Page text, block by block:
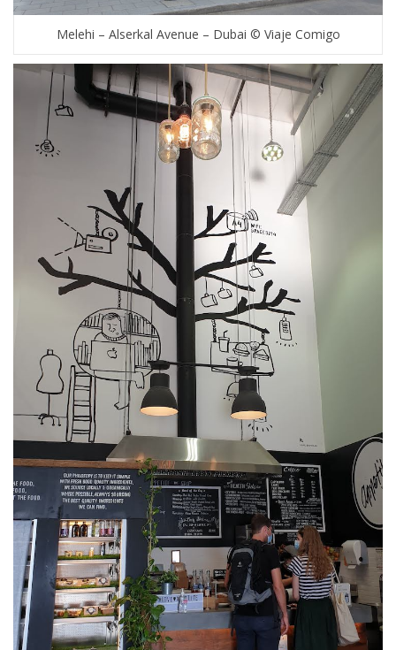
Melehi – Alserkal Avenue – Dubai © Viaje Comigo